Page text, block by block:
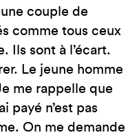
couple de
comme tous ceux
Ils sont à l’écart.
Le jeune homme
me rappelle que
payé n’est pas
On me demande